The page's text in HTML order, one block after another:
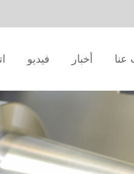
عنا أخبار فيديو